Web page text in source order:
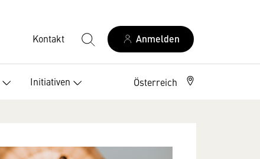
Kontakt Anmelden
Initiativen Österreich